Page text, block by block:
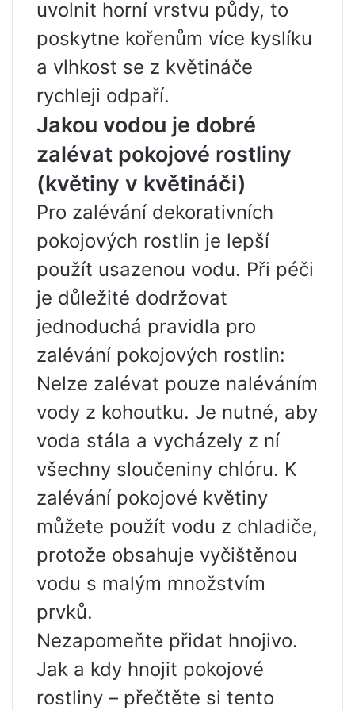
uvolnit horní vrstvu půdy, to
poskytne kořenům více kyslíku
a vlhkost se z květináče
rychleji odpaří.
Jakou vodou je dobré
zalévat pokojové rostliny
(květiny v květináči)
Pro zalévání dekorativních
pokojových rostlin je lepší
použít usazenou vodu. Při péči
je důležité dodržovat
jednoduchá pravidla pro
zalévání pokojových rostlin:
Nelze zalévat pouze naléváním
vody z kohoutku. Je nutné, aby
voda stála a vycházely z ní
všechny sloučeniny chlóru. K
zalévání pokojové květiny
můžete použít vodu z chladiče,
protože obsahuje vyčištěnou
vodu s malým množstvím
prvků.
Nezapomeňte přidat hnojivo.
Jak a kdy hnojit pokojové
rostliny – přečtěte si tento